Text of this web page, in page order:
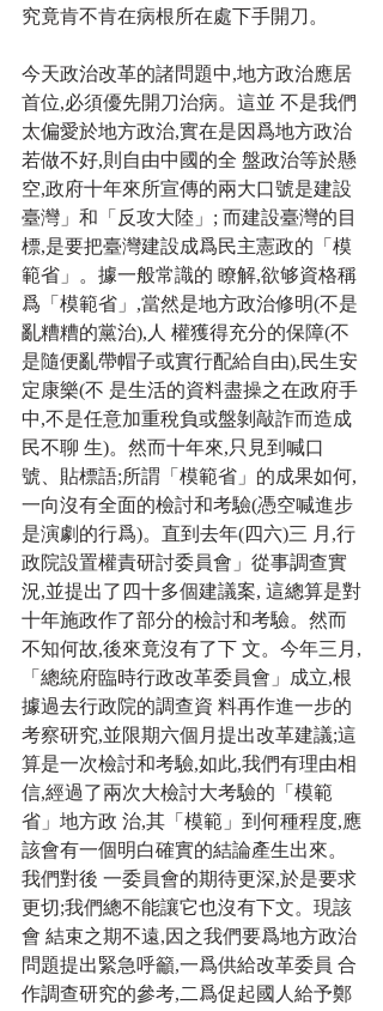
究竟肯不肯在病根所在處下手開刀。
今天政治改革的諸問題中,地方政治應居
首位,必須優先開刀治病。這並 不是我們
太偏愛於地方政治,實在是因爲地方政治
若做不好,則自由中國的全 盤政治等於懸
空,政府十年來所宣傳的兩大口號是建設
臺灣」和「反攻大陸」; 而建設臺灣的目
標,是要把臺灣建設成爲民主憲政的「模
範省」。據一般常識的 瞭解,欲够資格稱
爲「模範省」,當然是地方政治修明(不是
亂糟糟的黨治),人 權獲得充分的保障(不
是隨便亂帶帽子或實行配給自由),民生安
定康樂(不 是生活的資料盡操之在政府手
中,不是任意加重稅負或盤剝敲詐而造成
民不聊 生)。然而十年來,只見到喊口
號、貼標語;所謂「模範省」的成果如何,
一向沒有全面的檢討和考驗(憑空喊進步
是演劇的行爲)。直到去年(四六)三 月,行
政院設置權責研討委員會」從事調查實
況,並提出了四十多個建議案, 這總算是對
十年施政作了部分的檢討和考驗。然而
不知何故,後來竟沒有了下 文。今年三月,
「總統府臨時行政改革委員會」成立,根
據過去行政院的調查資 料再作進一步的
考察研究,並限期六個月提出改革建議;這
算是一次檢討和考驗,如此,我們有理由相
信,經過了兩次大檢討大考驗的「模範
省」地方政 治,其「模範」到何種程度,應
該會有一個明白確實的結論產生出來。
我們對後 一委員會的期待更深,於是要求
更切;我們總不能讓它也沒有下文。現該
會 結束之期不遠,因之我們要爲地方政治
問題提出緊急呼籲,一爲供給改革委員 合
作調查研究的參考,二爲促起國人給予鄭